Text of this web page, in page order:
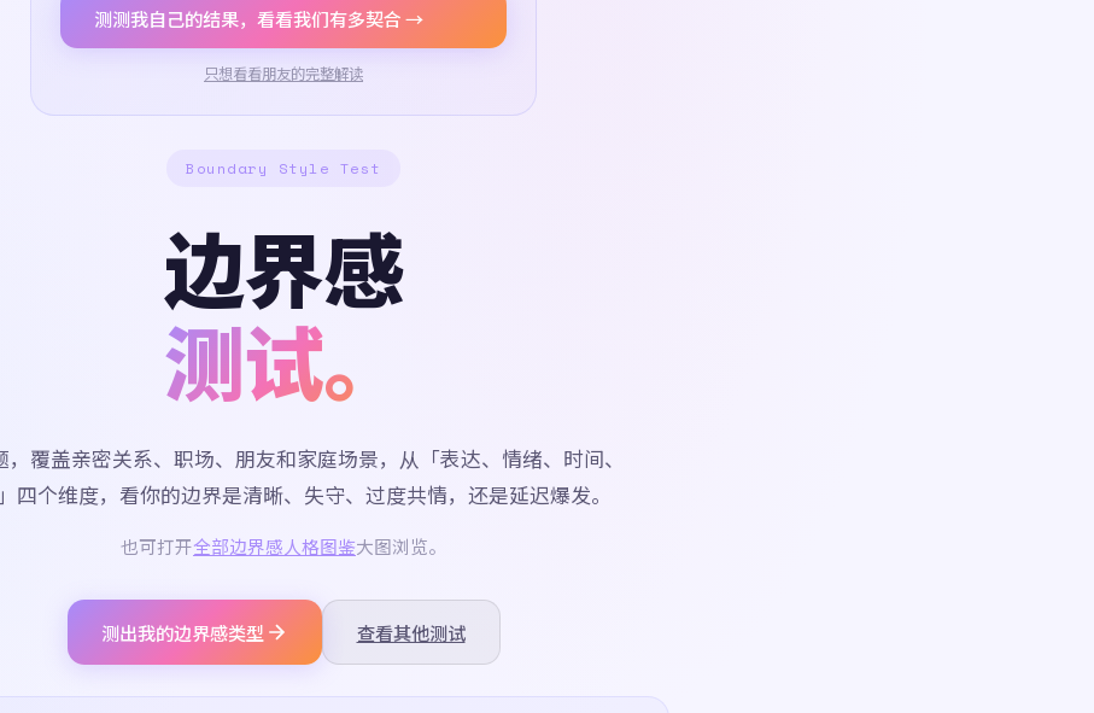
测测我自己的结果，看看我们有多契合 →
只想看看朋友的完整解读
Boundary Style Test
边界感
测试。
，覆盖亲密关系、职场、朋友和家庭场景，从「表达、情绪、时间、
四个维度，看你的边界是清晰、失守、过度共情，还是延迟爆发。
也可打开全部边界感人格图鉴大图浏览。
测出我的边界感类型 查看其他测试